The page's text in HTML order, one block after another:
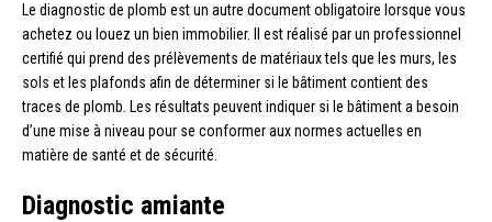
Le diagnostic de plomb est un autre document obligatoire lorsque vous
achetez ou louez un bien immobilier. Il est réalisé par un professionnel
certifié qui prend des prélèvements de matériaux tels que les murs, les
sols et les plafonds afin de déterminer si le bâtiment contient des
traces de plomb. Les résultats peuvent indiquer si le bâtiment a besoin
d’une mise à niveau pour se conformer aux normes actuelles en
matière de santé et de sécurité.
Diagnostic amiante